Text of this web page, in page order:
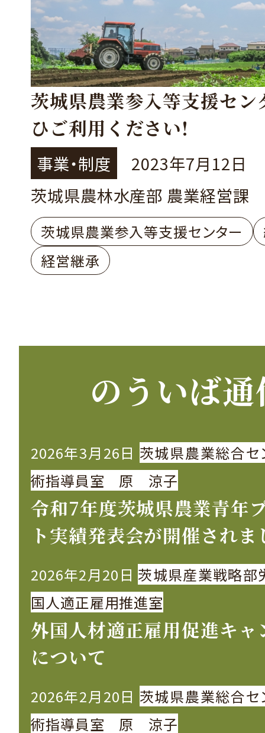
茨城県農業参入等支援セン
ひご利用ください!
事業・制度
2023年7月12日
茨城県農林水産部 農業経営課
茨城県農業参入等支援センター
経営継承
のういば
2026年3月26日 茨城県農業総合セ
術指導員室 原 涼子
令和7年度茨城県農業青年
ト実績発表会が開催されま
2026年2月20日 茨城県産業戦略部
国人適正雇用推進室
外国人材適正雇用促進キャ
について
2026年2月20日 茨城県農業総合セ
術指導員室 原 涼子